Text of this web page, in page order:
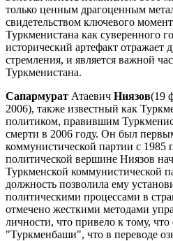
только ценным драгоценным
свидетельством ключевого
Туркменистана как суверенного
исторический артефакт отражает
стремления, и является важной
Туркменистана.
Сапармурат Атаевич Ниязов(19
2006), также известный как
политиком, правившим
смерти в 2006 году. Он был
коммунистической партии с 1985
политической вершине Ниязов
Туркменской коммунистической
должность позволила ему
политическими процессами в
отмечено жесткими методами
личности, что привело к тому, что
"Туркменбаши", что в переводе